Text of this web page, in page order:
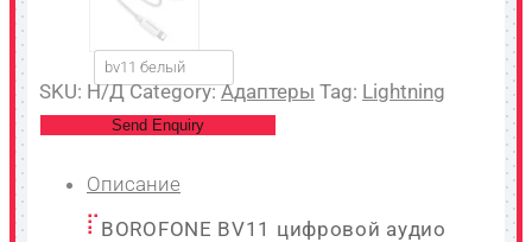
bv11 белый
SKU: Н/ДCategory: Адаптеры Tag: Lightning
Send Enquiry
Описание
BOROFONE BV11 цифровой аудио